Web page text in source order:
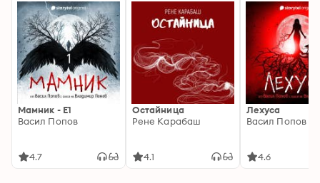
Мамник - E1
Васил Попов
4.7
Остайница
Рене Карабаш
4.1
Лехуса
Васил Попов
4.6